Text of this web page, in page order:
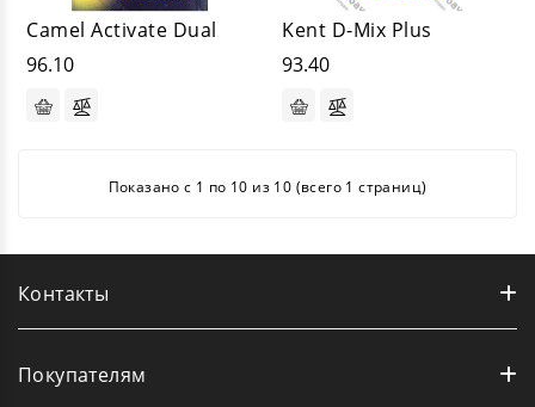
Camel Activate Dual
96.10
Kent D-Mix Plus
93.40
Показано с 1 по 10 из 10 (всего 1 страниц)
Контакты
Покупателям